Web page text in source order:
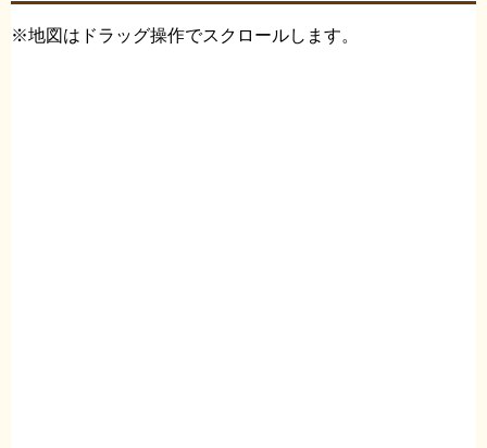
※地図はドラッグ操作でスクロールします。